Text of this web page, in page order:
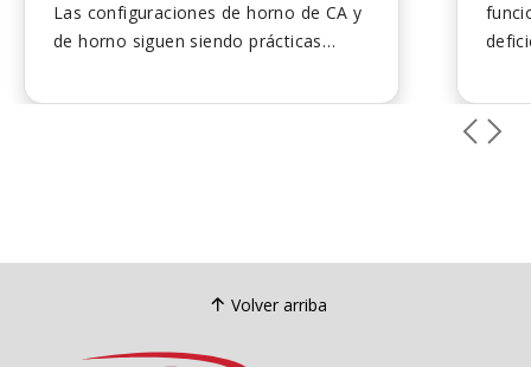
Las configuraciones de horno de CA y
de horno siguen siendo prácticas
compara las características de
Volver arriba